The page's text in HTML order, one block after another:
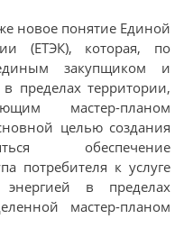
новое понятие Единой
(ЕТЭК), которая, по
закупщиком и
пределах территории,
мастер-планом
целью создания
обеспечение
потребителя к услуге
в пределах
мастер-планом